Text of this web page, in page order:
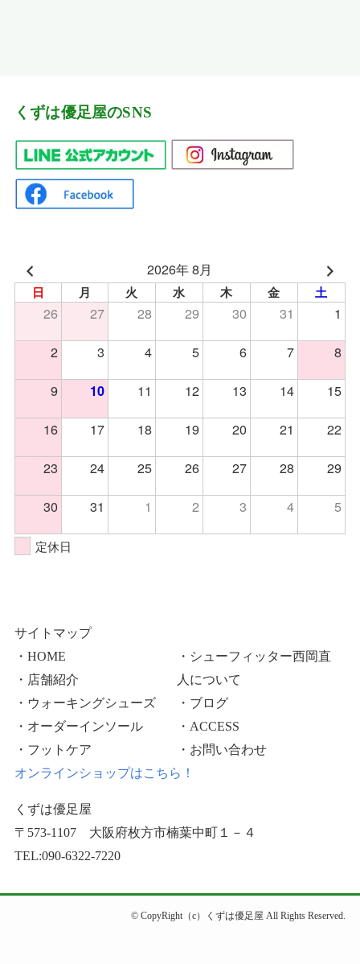
くずは優足屋のSNS
2026年 8月
日 月 火 水 木 金 土
26 27 28 29 30 31
1
2
3 4 5 6 7
8
9
10 11 12 13 14
15
16
17 18 19 20 21
22
23
24 25 26 27 28
29
30
31 1 2 3 4 5
定休日
サイトマップ
・HOME
・店舗紹介
・ウォーキングシューズ
・オーダーインソール
・フットケア
・シューフィッター西岡直
人について
・ブログ
・ACCESS
・お問い合わせ
オンラインショップはこちら！
くずは優足屋
〒573-1107 大阪府枚方市楠葉中町１－４
TEL:090-6322-7220
© CopyRight（c）くずは優足屋 All Rights Reserved.